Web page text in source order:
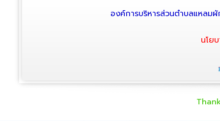
องค์การบริหารส่วนตำบลแหลม
นโย